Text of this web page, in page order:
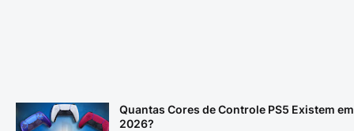
Quantas Cores de Controle PS5 Existem em
2026?